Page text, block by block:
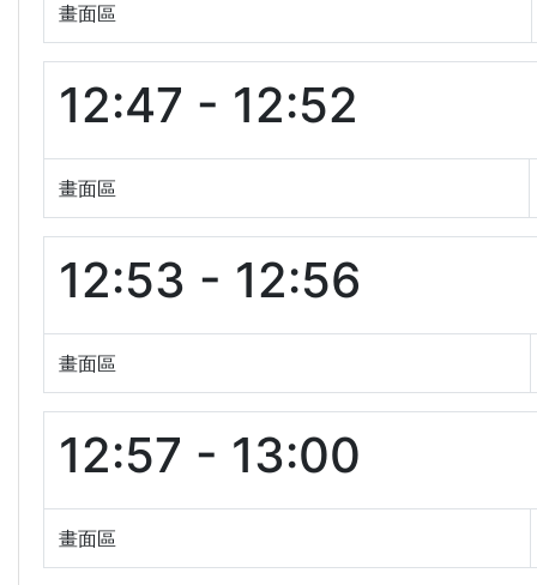
畫面區
12:47 - 12:52
畫面區
12:53 - 12:56
畫面區
12:57 - 13:00
畫面區